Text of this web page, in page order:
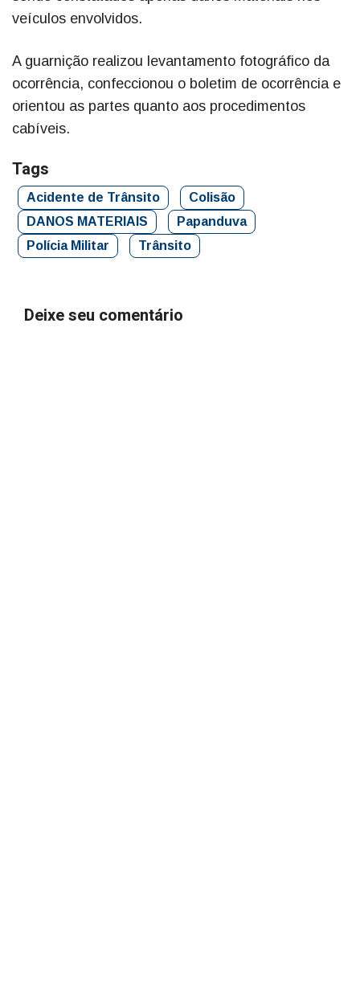
veículos envolvidos.
A guarnição realizou levantamento fotográfico da
ocorrência, confeccionou o boletim de ocorrência e
orientou as partes quanto aos procedimentos
cabíveis.
Tags
Acidente de Trânsito
Colisão
DANOS MATERIAIS
Papanduva
Polícia Militar
Trânsito
Deixe seu comentário